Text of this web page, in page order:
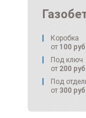
Коробка
от 100 руб.
Под ключ
от 200 руб.
Под
от 300 руб.